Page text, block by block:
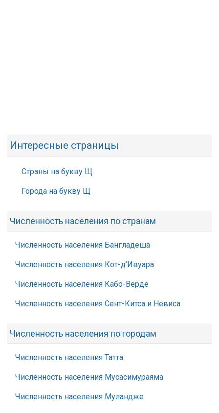
Интересные страницы
Страны на букву Щ
Города на букву Щ
Численность населения по странам
Численность населения Бангладеша
Численность населения Кот-д’Ивуара
Численность населения Кабо-Верде
Численность населения Сент-Китса и Невиса
Численность населения по городам
Численность населения Татта
Численность населения Мусасимураяма
Численность населения Муландже